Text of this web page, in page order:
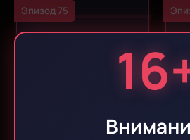
Эпизод 75